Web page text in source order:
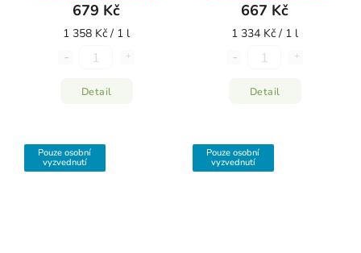
679 Kč
1 358 Kč / 1 l
Detail
667 Kč
1 334 Kč / 1 l
Detail
Pouze osobní
vyzvednutí
Pouze osobní
vyzvednutí